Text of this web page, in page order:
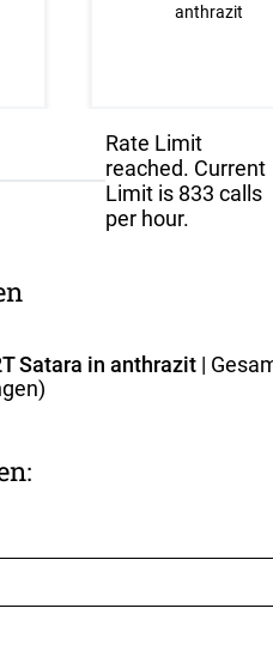
anthrazit
Rate Limit
reached. Current
Limit is 833 calls
per hour.
Satara in anthrazit|